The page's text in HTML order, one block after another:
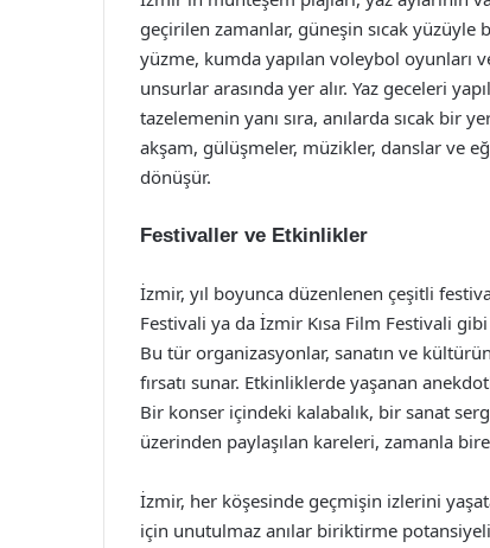
geçirilen zamanlar, güneşin sıcak yüzüyle
yüzme, kumda yapılan voleybol oyunları
unsurlar arasında yer alır. Yaz geceleri
tazelemenin yanı sıra, anılarda sıcak bir
akşam, gülüşmeler, müzikler, danslar ve
dönüşür.
Festivaller ve Etkinlikler
İzmir, yıl boyunca düzenlenen çeşitli
Festivali ya da İzmir Kısa Film Festivali
Bu tür organizasyonlar, sanatın ve
fırsatı sunar. Etkinliklerde yaşanan
Bir konser içindeki kalabalık, bir sanat
üzerinden paylaşılan kareleri, zamanla
İzmir, her köşesinde geçmişin izlerini
için unutulmaz anılar biriktirme